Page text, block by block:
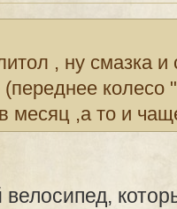
, ну смазка
колесо
месяц ,а то и